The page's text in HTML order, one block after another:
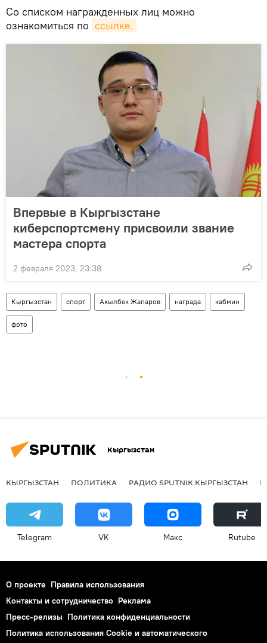
Со списком награжденных лиц можно
ознакомиться по ссылке.
Впервые в Кыргызстане
киберспортсмену присвоили звание
мастера спорта
2 февраля 2023, 23:38
Кыргызстан спорт Акылбек Жапаров награда кабмин
фото
Кыргызстан
КЫРГЫЗСТАН ПОЛИТИКА РАДИО SPUTNIK КЫРГЫЗСТАН
Telegram VK Макс Rutube
О проекте Правила использования
Контакты и сотрудничество Реклама
Пресс-релизы Политика конфиденциальности
Политика использования Cookie и автоматического